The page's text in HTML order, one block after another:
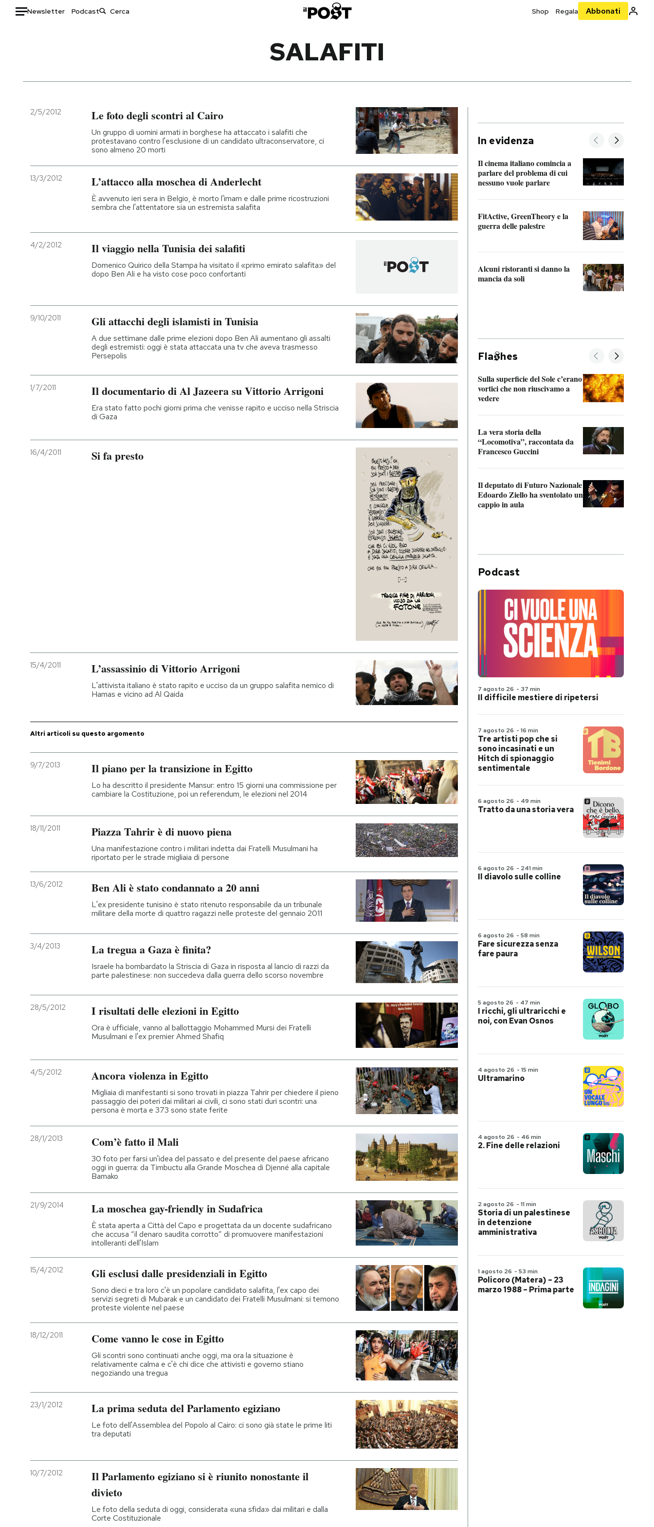
Newsletter Podcast Shop Regala Abbonati
Italia
Politica
Cultura
Economia
Moda
Storie/Idee
Ok Boomer!
Media
Europa
Altrecose
Mondiali calcio 2026
AREA PERSONALE
SALAFITI
2/5/2012 Le foto degli scontri al Cairo
Un gruppo di uomini armati in borghese ha attaccato i salafiti che
protestavano contro l'esclusione di un candidato ultraconservatore, ci
sono almeno 20 morti
13/3/2012 L’attacco alla moschea di Anderlecht
È avvenuto ieri sera in Belgio, è morto l'imam e dalle prime ricostruzioni
sembra che l'attentatore sia un estremista salafita
4/2/2012 Il viaggio nella Tunisia dei salafiti
Domenico Quirico della Stampa ha visitato il «primo emirato salafita» del
dopo Ben Ali e ha visto cose poco confortanti
9/10/2011 Gli attacchi degli islamisti in Tunisia
A due settimane dalle prime elezioni dopo Ben Ali aumentano gli assalti
degli estremisti: oggi è stata attaccata una tv che aveva trasmesso
Persepolis
1/7/2011 Il documentario di Al Jazeera su Vittorio Arrigoni
Era stato fatto pochi giorni prima che venisse rapito e ucciso nella Striscia
di Gaza
16/4/2011 Si fa presto
15/4/2011 L’assassinio di Vittorio Arrigoni
L'attivista italiano è stato rapito e ucciso da un gruppo salafita nemico di
Hamas e vicino ad Al Qaida
Altri articoli su questo argomento
9/7/2013 Il piano per la transizione in Egitto
Lo ha descritto il presidente Mansur: entro 15 giorni una commissione per
cambiare la Costituzione, poi un referendum, le elezioni nel 2014
18/11/2011 Piazza Tahrir è di nuovo piena
Una manifestazione contro i militari indetta dai Fratelli Musulmani ha
riportato per le strade migliaia di persone
13/6/2012 Ben Ali è stato condannato a 20 anni
L'ex presidente tunisino è stato ritenuto responsabile da un tribunale
militare della morte di quattro ragazzi nelle proteste del gennaio 2011
3/4/2013 La tregua a Gaza è finita?
Israele ha bombardato la Striscia di Gaza in risposta al lancio di razzi da
parte palestinese: non succedeva dalla guerra dello scorso novembre
28/5/2012 I risultati delle elezioni in Egitto
Ora è ufficiale, vanno al ballottaggio Mohammed Mursi dei Fratelli
Musulmani e l'ex premier Ahmed Shafiq
4/5/2012 Ancora violenza in Egitto
Migliaia di manifestanti si sono trovati in piazza Tahrir per chiedere il pieno
passaggio dei poteri dai militari ai civili, ci sono stati duri scontri: una
persona è morta e 373 sono state ferite
28/1/2013 Com’è fatto il Mali
30 foto per farsi un'idea del passato e del presente del paese africano
oggi in guerra: da Timbuctu alla Grande Moschea di Djenné alla capitale
Bamako
21/9/2014 La moschea gay-friendly in Sudafrica
È stata aperta a Città del Capo e progettata da un docente sudafricano
che accusa “il denaro saudita corrotto” di promuovere manifestazioni
intolleranti dell'Islam
15/4/2012 Gli esclusi dalle presidenziali in Egitto
Sono dieci e tra loro c'è un popolare candidato salafita, l'ex capo dei
servizi segreti di Mubarak e un candidato dei Fratelli Musulmani: si temono
proteste violente nel paese
18/12/2011 Come vanno le cose in Egitto
Gli scontri sono continuati anche oggi, ma ora la situazione è
relativamente calma e c'è chi dice che attivisti e governo stiano
negoziando una tregua
23/1/2012 La prima seduta del Parlamento egiziano
Le foto dell'Assemblea del Popolo al Cairo: ci sono già state le prime liti
tra deputati
10/7/2012
Il Parlamento egiziano si è riunito nonostante il
divieto
Le foto della seduta di oggi, considerata «una sfida» dai militari e dalla
Corte Costituzionale
In evidenza
Il cinema italiano comincia a
parlare del problema di cui
nessuno vuole parlare
FitActive, GreenTheory e la
guerra delle palestre
Alcuni ristoranti si danno la
mancia da soli
Fla hes
Sulla superficie del Sole c’erano
vortici che non riuscivamo a
vedere
La vera storia della
“Locomotiva”, raccontata da
Francesco Guccini
Il deputato di Futuro Nazionale
Edoardo Ziello ha sventolato un
cappio in aula
Podcast
7 agosto 26 - 37 min
Il difficile mestiere di ripetersi
7 agosto 26 - 16 min
Tre artisti pop che si
sono incasinati e un
Hitch di spionaggio
sentimentale
6 agosto 26 - 49 min
Tratto da una storia vera
6 agosto 26 - 241 min
Il diavolo sulle colline
6 agosto 26 - 58 min
Fare sicurezza senza
fare paura
5 agosto 26 - 47 min
I ricchi, gli ultraricchi e
noi, con Evan Osnos
4 agosto 26 - 15 min
Ultramarino
4 agosto 26 - 46 min
2. Fine delle relazioni
2 agosto 26 - 11 min
Storia di un palestinese
in detenzione
amministrativa
1 agosto 26 - 53 min
Policoro (Matera) – 23
marzo 1988 – Prima parte